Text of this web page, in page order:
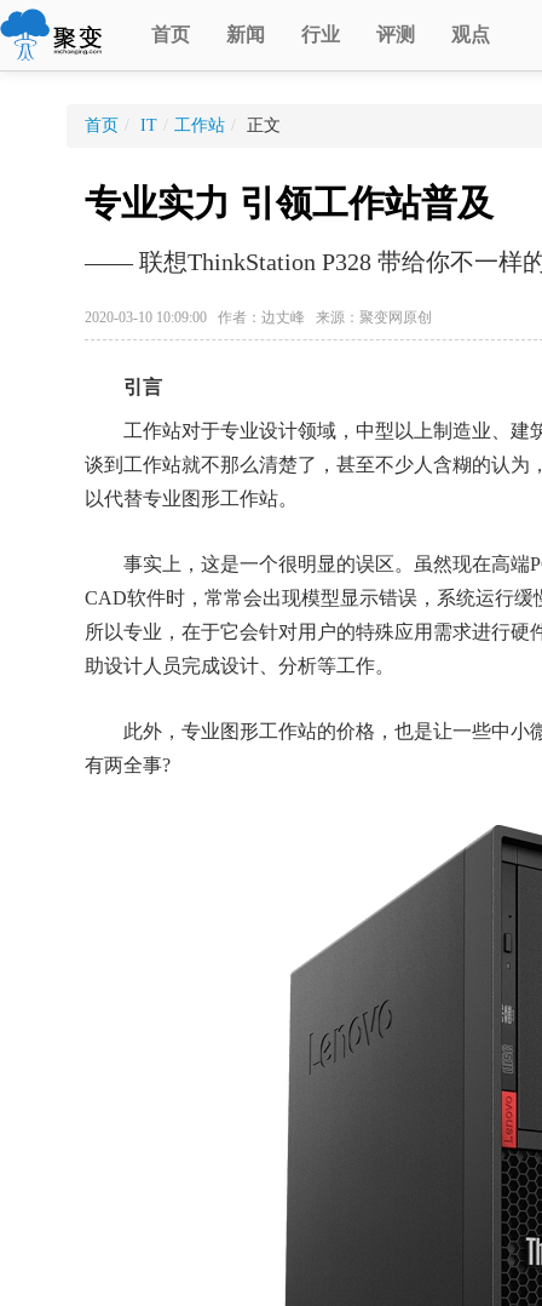
首页 新闻 行业 评测 观点
首页 / IT / 工作站 / 正文
专业实力 引领工作站普及
—— 联想ThinkStation P328 带给你不一样
2020-03-10 10:09:00 作者：边丈峰 来源：聚变网原创
引言
工作站对于专业设计领域，中型以上制造业、建
谈到工作站就不那么清楚了，甚至不少人含糊的认为
以代替专业图形工作站。
事实上，这是一个很明显的误区。虽然现在高端
CAD软件时，常常会出现模型显示错误，系统运行
所以专业，在于它会针对用户的特殊应用需求进行
助设计人员完成设计、分析等工作。
此外，专业图形工作站的价格，也是让一些中小
有两全事?